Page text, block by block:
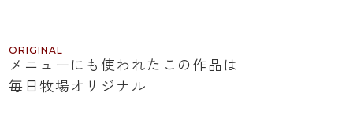
ORIGINAL
メニューにも使われたこの作品は
毎日牧場オリジナル